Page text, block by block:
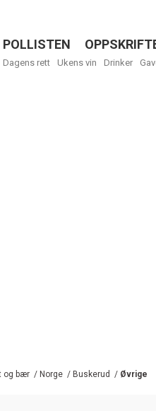
Menu
POLLISTEN
Dagens rett Ukens vin Drinker
og bær / Norge / Buskerud / Øvrige